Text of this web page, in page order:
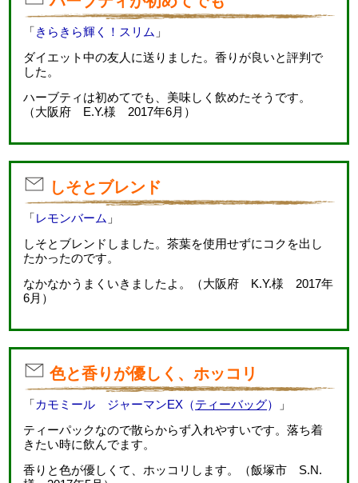
「きらきら輝く！スリム 」
ダイエット中の友人に送りました。香りが良いと評判で
した。
ハーブティは初めてでも、美味しく飲めたそうです。
（大阪府 E.Y.様 2017年6月）
しそとブレンド
「レモンバーム 」
しそとブレンドしました。茶葉を使用せずにコクを出し
たかったのです。
なかなかうまくいきましたよ。（大阪府 K.Y.様 2017年
6月）
色と香りが優しく、ホッコリ
「カモミール ジャーマンEX（ティーバッグ）
」
ティーパックなので散らからず入れやすいです。落ち着
きたい時に飲んでます。
香りと色が優しくて、ホッコリします。（飯塚市 S.N.